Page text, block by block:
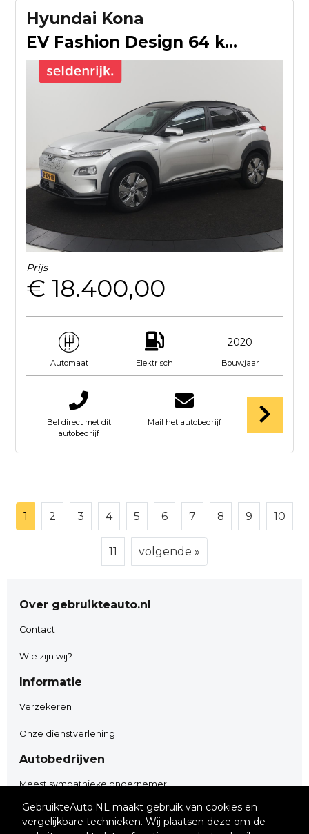
Hyundai Kona
EV Fashion Design 64 kWh | SOH 94.6% | Leder | Head-up | Tre
Prijs
€ 18.400,00
Automaat Elektrisch
2020
Bouwjaar
Bel direct met dit
autobedrijf
Mail het autobedrijf
1 2 3 4 5 6 7 8 9 10
11 volgende »
Over gebruikteauto.nl
Contact
Wie zijn wij?
Informatie
Verzekeren
Onze dienstverlening
Autobedrijven
Meest sympathieke ondernemer
Adverteren
GebruikteAuto.NL maakt gebruik van cookies en
vergelijkbare technieken. Wij plaatsen deze om de